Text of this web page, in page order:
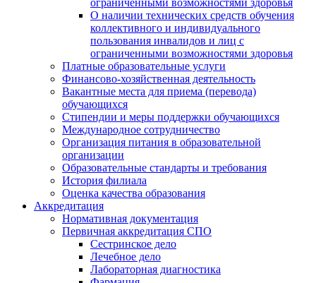
ограниченными возможностями здоровья
О наличии технических средств обучения
коллективного и индивидуального
пользования инвалидов и лиц с
ограниченными возможностями здоровья
Платные образовательные услуги
Финансово-хозяйственная деятельность
Вакантные места для приема (перевода)
обучающихся
Стипендии и меры поддержки обучающихся
Международное сотрудничество
Организация питания в образовательной
организации
Образовательные стандарты и требования
История филиала
Оценка качества образования
Аккредитация
Нормативная документация
Первичная аккредитация СПО
Сестринское дело
Лечебное дело
Лабораторная диагностика